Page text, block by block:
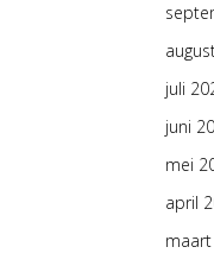
juli
juni
mei
april